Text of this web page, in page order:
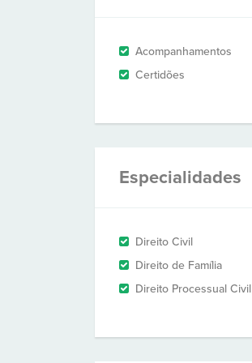
Acompanhamentos
Certidões
Especialidades
Direito Civil
Direito de Família
Direito Processual Civil